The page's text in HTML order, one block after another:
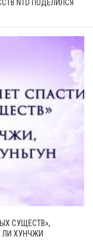
NTD ПОДЕЛИЛСЯ
СУЩЕСТВ»,
ЛИ ХУНЧЖИ